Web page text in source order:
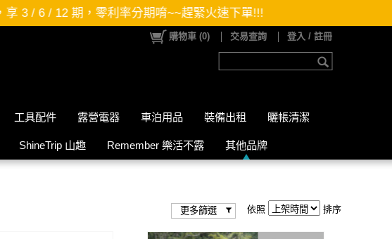
率分期唷~~趕緊火速下單!!!
工具配件 露營電器 車泊用品 裝備出租 曬帳清潔
ShineTrip 山趣 Remember 樂活不露 其他品牌
購物車 (0) 交易查詢 登入 / 註冊
更多篩選 依照 排序